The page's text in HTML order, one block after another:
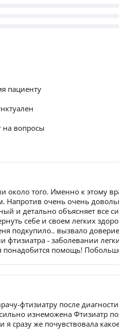
пациенту
на вопросы
около того. Именно к этому
Напротив очень очень
и детально объясняет все
себе и своем легких
подкупило.. вызвало
фтизиатра - заболевании
понадобится помощь!
фтизиатру после
изнеможена Фтизиатр
же почувствовала